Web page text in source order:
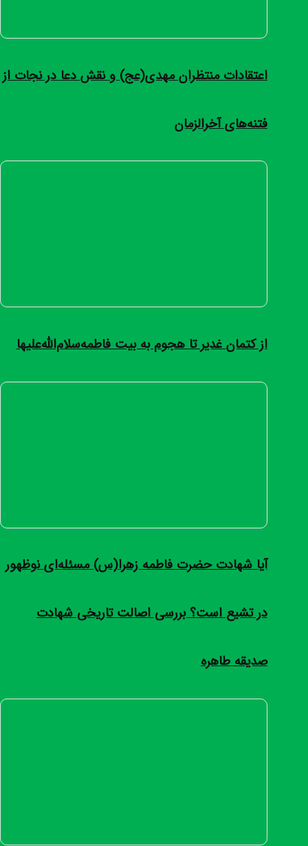
اعتقادات منتظران مهدی(عج) و نقش دعا در نجات از
فتنه‌های آخرالزمان
از کتمان غدیر تا هجوم به بیت فاطمه‌سلام‌الله‌علیها
آیا شهادت حضرت فاطمه زهرا(س) مسئله‌ای نوظهور
در تشیع است؟ بررسی اصالت تاریخی شهادت
صدیقه طاهره